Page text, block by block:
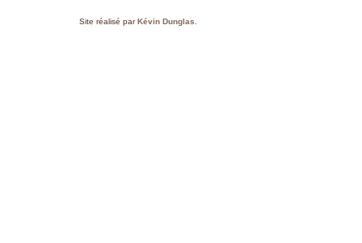
Site réalisé parKévin Dunglas